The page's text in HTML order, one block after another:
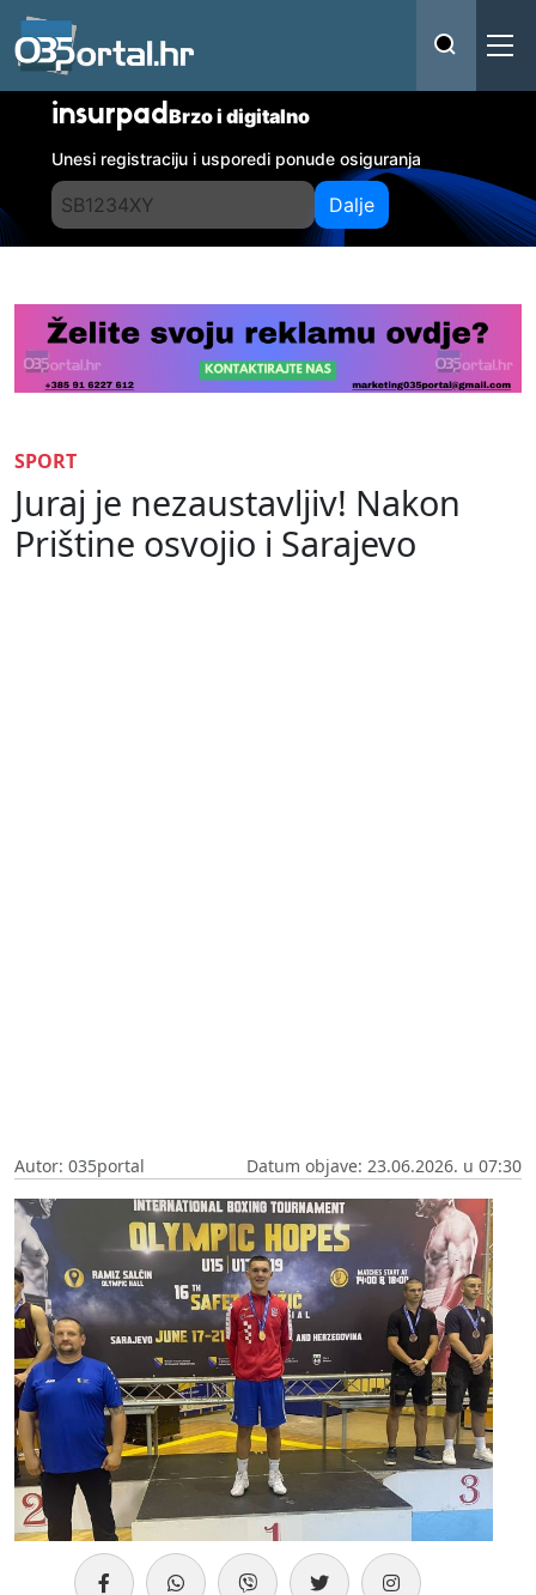
insurpadBrzo i digitalno
Unesi registraciju i usporedi ponude osiguranja
Dalje
SPORT
Juraj je nezaustavljiv! Nakon
Prištine osvojio i Sarajevo
Autor: 035portal Datum objave: 23.06.2026. u 07:30